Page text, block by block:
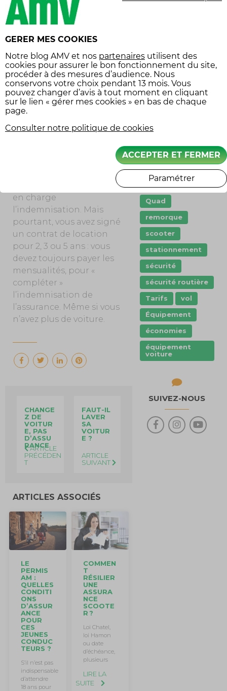
sont constatés à la fin du
bail, vous devrez les
financièrement. Mieux
vaut donc être assuré
pour tous les risques,
même les accidents sans
tiers !
De plus, un autre risque
doit être prévu : la
voiture ou si elle est volée,
le contrat auto va prendre
en charge
l’indemnisation. Mais
pourtant, vous avez signé
un contrat de location
pour 2, 3 ou 5 ans : vous
devez toujours payer les
mensualités, pour «
compléter »
l’indemnisation de
l’assurance. Même si vous
n’avez plus de voiture.
CHANGE
Z DE
VOITUR
E, PAS
D’ASSU
RANCE
ARTICLE
PRÉCÉDEN
T
FAUT-IL
LAVER
SA
VOITUR
E ?
ARTICLE
SUIVANT
ARTICLES ASSOCIÉS
LE
PERMIS
AM :
QUELLES
CONDITI
ONS
D’ASSUR
ANCE
POUR
CES
JEUNES
CONDUC
TEURS ?
S’il n’est pas
indispensable
d’attendre
18 ans pour
COMMEN
T
RÉSILIER
UNE
ASSURA
NCE
SCOOTE
R ?
Loi Chatel,
loi Hamon
ou date
d’échéance,
plusieurs
LIRE LA
SUITE
klaxon
loisir moto
Moto
mécanique
pneu crevé
points
Quad
remorque
scooter
stationnement
sécurité
sécurité routière
Tarifs
vol
Équipement
économies
équipement
voiture
SUIVEZ-NOUS
GERER MES COOKIES
Notre blog AMV et nos partenaires utilisent des
cookies pour assurer le bon fonctionnement du site,
procéder à des mesures d’audience. Nous
conservons votre choix pendant 13 mois. Vous
pouvez changer d’avis à tout moment en cliquant
sur le lien « gérer mes cookies » en bas de chaque
page.
Consulter notre politique de cookies
ACCEPTER ET FERMER
Paramétrer